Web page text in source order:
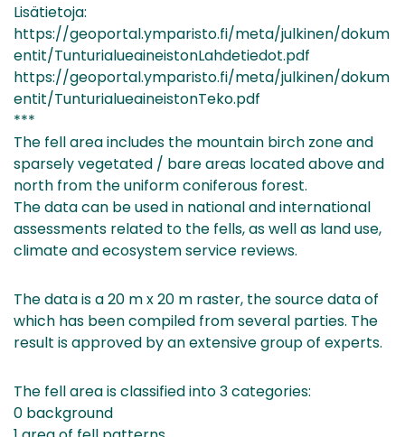
Lisätietoja:
https://geoportal.ymparisto.fi/meta/julkinen/dokum
entit/TunturialueaineistonLahdetiedot.pdf
https://geoportal.ymparisto.fi/meta/julkinen/dokum
entit/TunturialueaineistonTeko.pdf
***
The fell area includes the mountain birch zone and
sparsely vegetated / bare areas located above and
north from the uniform coniferous forest.
The data can be used in national and international
assessments related to the fells, as well as land use,
climate and ecosystem service reviews.
The data is a 20 m x 20 m raster, the source data of
which has been compiled from several parties. The
result is approved by an extensive group of experts.
The fell area is classified into 3 categories:
0 background